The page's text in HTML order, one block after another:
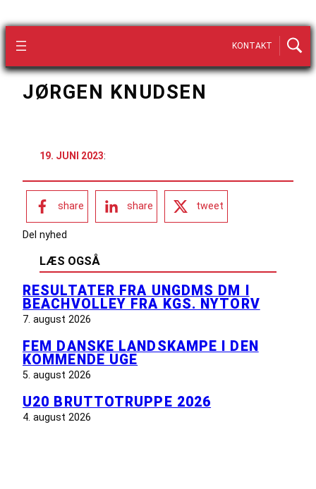
KONTAKT
JØRGEN KNUDSEN
19. JUNI 2023:
share share tweet
Del nyhed
LÆS OGSÅ
RESULTATER FRA UNGDMS DM I
BEACHVOLLEY FRA KGS. NYTORV
7. august 2026
FEM DANSKE LANDSKAMPE I DEN
KOMMENDE UGE
5. august 2026
U20 BRUTTOTRUPPE 2026
4. august 2026